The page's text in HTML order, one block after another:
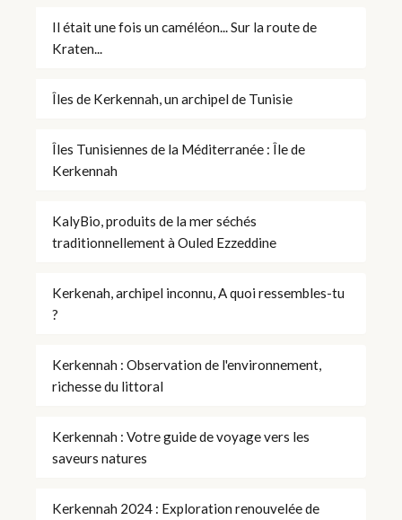
Il était une fois un caméléon... Sur la route de
Kraten...
Îles de Kerkennah, un archipel de Tunisie
Îles Tunisiennes de la Méditerranée : Île de
Kerkennah
KalyBio, produits de la mer séchés
traditionnellement à Ouled Ezzeddine
Kerkenah, archipel inconnu, A quoi ressembles-tu
?
Kerkennah : Observation de l'environnement,
richesse du littoral
Kerkennah : Votre guide de voyage vers les
saveurs natures
Kerkennah 2024 : Exploration renouvelée de